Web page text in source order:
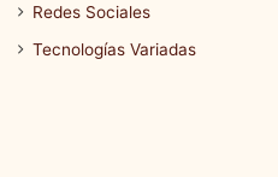
Redes Sociales
Tecnologías Variadas